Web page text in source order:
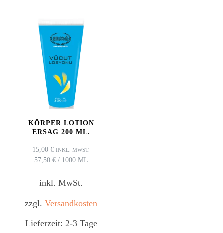
KÖRPER LOTION
ERSAG 200 ML.
15,00€ INKL. MWST.
57,50 €/ 1000 ML
inkl. MwSt.
zzgl.Versandkosten
Lieferzeit: 2-3 Tage